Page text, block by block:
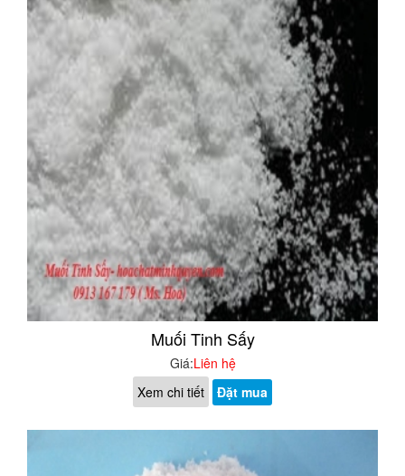
Muối Tinh Sấy
Giá:Liên hệ
Xem chi tiết
Đặt mua